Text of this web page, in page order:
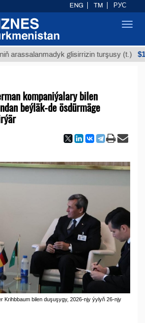
glisirrizin turşusy (t.) $12935,18
kompaniýalary bilen
beýläk-de ösdürmäge
Krihbbaum bilen duşuşygy, 2026-njy ýylyň 26-njy
ENG TM РУС